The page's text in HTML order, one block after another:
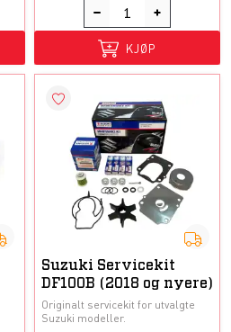
KJØP
Suzuki Servicekit
DF100B (2018 og nyere)
Originalt servicekit for utvalgte
Suzuki modeller.